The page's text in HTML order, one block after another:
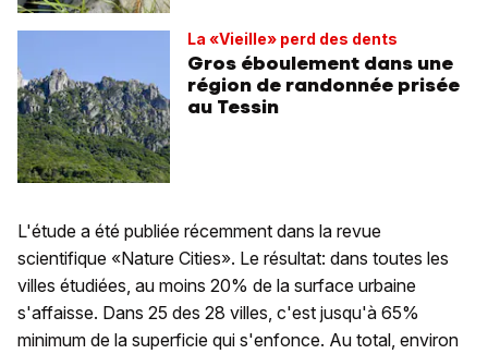
La «Vieille» perd des dents
Gros éboulement dans une
région de randonnée prisée
au Tessin
L'étude a été publiée récemment dans la revue
scientifique «Nature Cities». Le résultat: dans toutes les
villes étudiées, au moins 20% de la surface urbaine
s'affaisse. Dans 25 des 28 villes, c'est jusqu'à 65%
minimum de la superficie qui s'enfonce. Au total, environ